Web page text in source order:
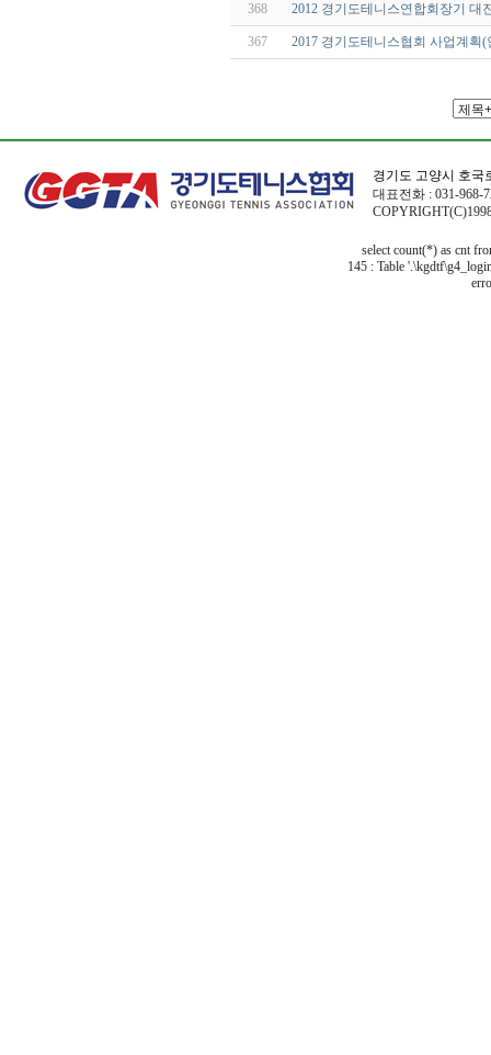
368 2012 경기도테니스연합회장기 대
367 2017 경기도테니스협회 사업계획(
경기도 고양시 호국
대표전화 : 031-968-
select count(*) as cnt
145 : Table